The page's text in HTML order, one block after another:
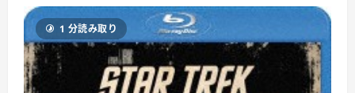
ェ
ン
ト:
ラ
イ
ア
ン
（ブ
1 分読み取り